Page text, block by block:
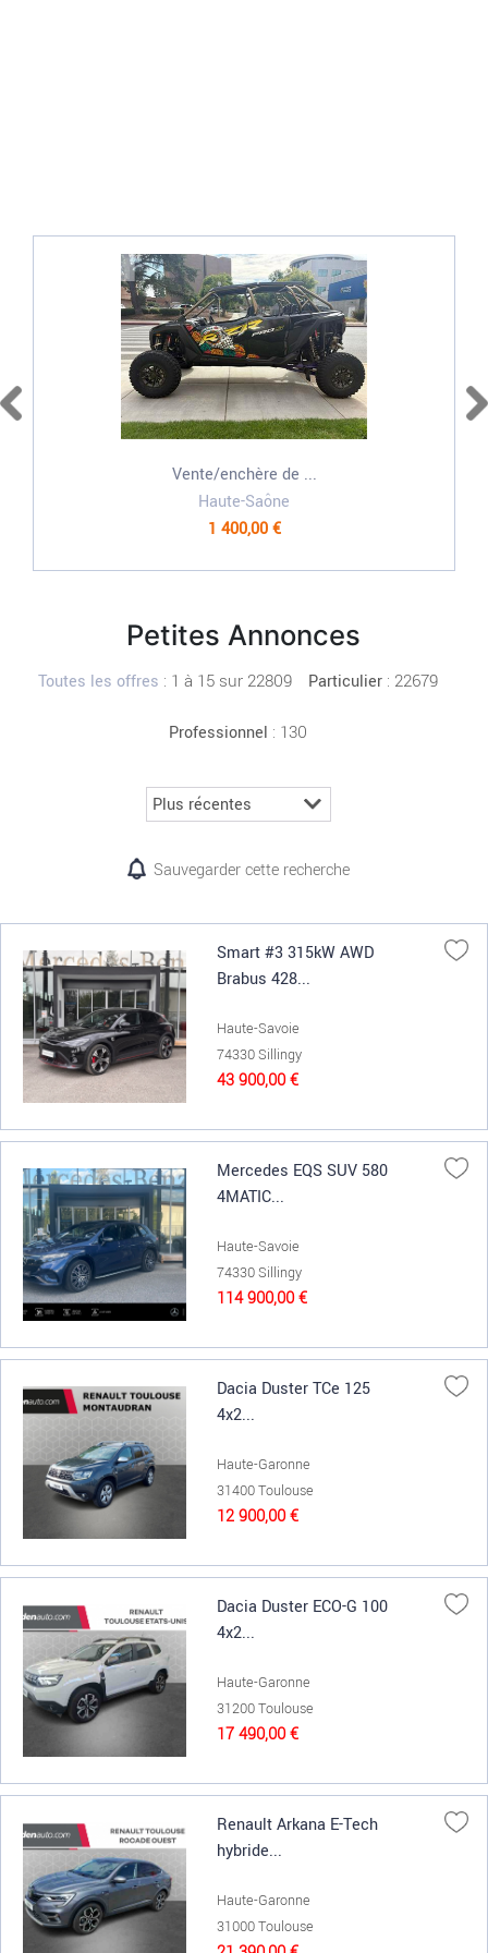
Vente/enchère de ...
Haute-Saône
1 400,00 €
Petites Annonces
Toutes les offres : 1 à 15 sur 22809 Particulier : 22679
Professionnel : 130
Sauvegarder cette recherche
Smart #3 315kW AWD
Brabus 428...
Haute-Savoie
74330 Sillingy
43 900,00 €
Mercedes EQS SUV 580
4MATIC...
Haute-Savoie
74330 Sillingy
114 900,00 €
Dacia Duster TCe 125
4x2...
Haute-Garonne
31400 Toulouse
12 900,00 €
Dacia Duster ECO-G 100
4x2...
Haute-Garonne
31200 Toulouse
17 490,00 €
Renault Arkana E-Tech
hybride...
Haute-Garonne
31000 Toulouse